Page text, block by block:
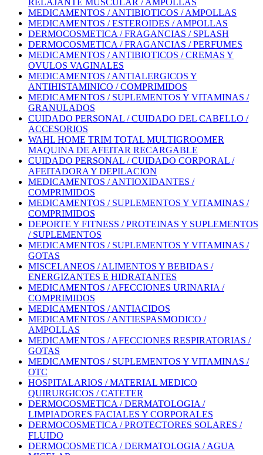
RELAJANTE MUSCULAR / AMPOLLAS
MEDICAMENTOS / ANTIBIOTICOS / AMPOLLAS
MEDICAMENTOS / ESTEROIDES / AMPOLLAS
DERMOCOSMETICA / FRAGANCIAS / SPLASH
DERMOCOSMETICA / FRAGANCIAS / PERFUMES
MEDICAMENTOS / ANTIBIOTICOS / CREMAS Y
OVULOS VAGINALES
MEDICAMENTOS / ANTIALERGICOS Y
ANTIHISTAMINICO / COMPRIMIDOS
MEDICAMENTOS / SUPLEMENTOS Y VITAMINAS /
GRANULADOS
CUIDADO PERSONAL / CUIDADO DEL CABELLO /
ACCESORIOS
WAHL HOME TRIM TOTAL MULTIGROOMER
MAQUINA DE AFEITAR RECARGABLE
CUIDADO PERSONAL / CUIDADO CORPORAL /
AFEITADORA Y DEPILACION
MEDICAMENTOS / ANTIOXIDANTES /
COMPRIMIDOS
MEDICAMENTOS / SUPLEMENTOS Y VITAMINAS /
COMPRIMIDOS
DEPORTE Y FITNESS / PROTEINAS Y SUPLEMENTOS
/ SUPLEMENTOS
MEDICAMENTOS / SUPLEMENTOS Y VITAMINAS /
GOTAS
MISCELANEOS / ALIMENTOS Y BEBIDAS /
ENERGIZANTES E HIDRATANTES
MEDICAMENTOS / AFECCIONES URINARIA /
COMPRIMIDOS
MEDICAMENTOS / ANTIACIDOS
MEDICAMENTOS / ANTIESPASMODICO /
AMPOLLAS
MEDICAMENTOS / AFECCIONES RESPIRATORIAS /
GOTAS
MEDICAMENTOS / SUPLEMENTOS Y VITAMINAS /
OTC
HOSPITALARIOS / MATERIAL MEDICO
QUIRURGICOS / CATETER
DERMOCOSMETICA / DERMATOLOGIA /
LIMPIADORES FACIALES Y CORPORALES
DERMOCOSMETICA / PROTECTORES SOLARES /
FLUIDO
DERMOCOSMETICA / DERMATOLOGIA / AGUA